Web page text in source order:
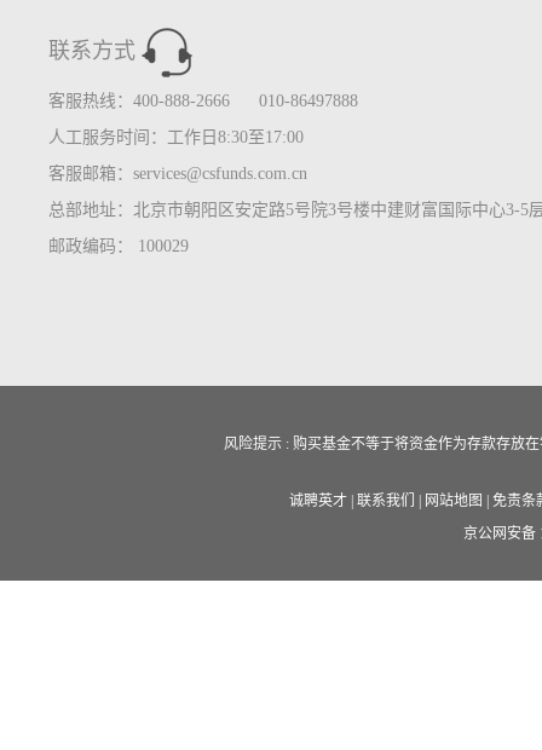
联系方式
客服热线：400-888-2666 010-86497888
人工服务时间：工作日8:30至17:00
客服邮箱：services@csfunds.com.cn
总部地址：北京市朝阳区安定路5号院3号楼中建财富国际中心3-5
邮政编码： 100029
风险提示 : 购买基金不等于将资金作为存款存放
诚聘英才 联系我们 网站地图
免责条
京公网安备